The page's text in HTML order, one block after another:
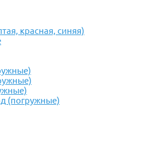
красная, синяя)
(погружные)